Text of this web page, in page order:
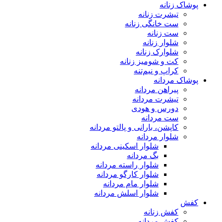
پوشاک زنانه
تیشرت زنانه
ست خانگی زنانه
ست زنانه
شلوار زنانه
شلوارک زنانه
کت و شومیز زنانه
کراپ و نیم‌تنه
پوشاک مردانه
پیراهن مردانه
تیشرت مردانه
دورس و هودی
ست مردانه
کاپشن، بارانی و پالتو مردانه
شلوار مردانه
شلوار اسکینی مردانه
بگ مردانه
شلوار راسته مردانه
شلوار کارگو مردانه
شلوار مام مردانه
شلوار اسلش مردانه
کفش
کفش زنانه